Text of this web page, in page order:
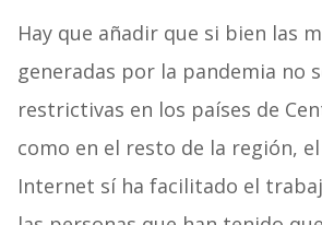
Hay que añadir que si bien las
generadas por la pandemia no
restrictivas en los países de
como en el resto de la región,
Internet sí ha facilitado el